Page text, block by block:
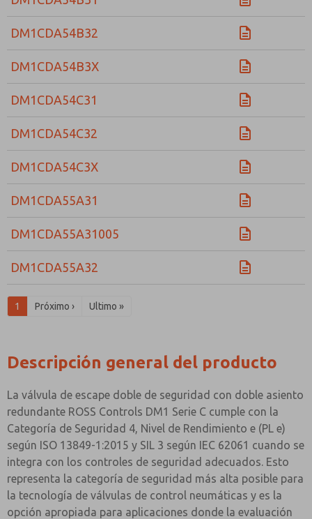
DM1CDA54B32
DM1CDA54B3X
DM1CDA54C31
DM1CDA54C32
DM1CDA54C3X
DM1CDA55A31
DM1CDA55A31005
DM1CDA55A32
1 Próximo › Ultimo »
Descripción general del producto
La válvula de escape doble de seguridad con doble asiento
redundante ROSS Controls DM1 Serie C cumple con la
Categoría de Seguridad 4, Nivel de Rendimiento e (PL e)
según ISO 13849-1:2015 y SIL 3 según IEC 62061 cuando se
integra con los controles de seguridad adecuados. Esto
representa la categoría de seguridad más alta posible para
la tecnología de válvulas de control neumáticas y es la
opción apropiada para aplicaciones donde la evaluación